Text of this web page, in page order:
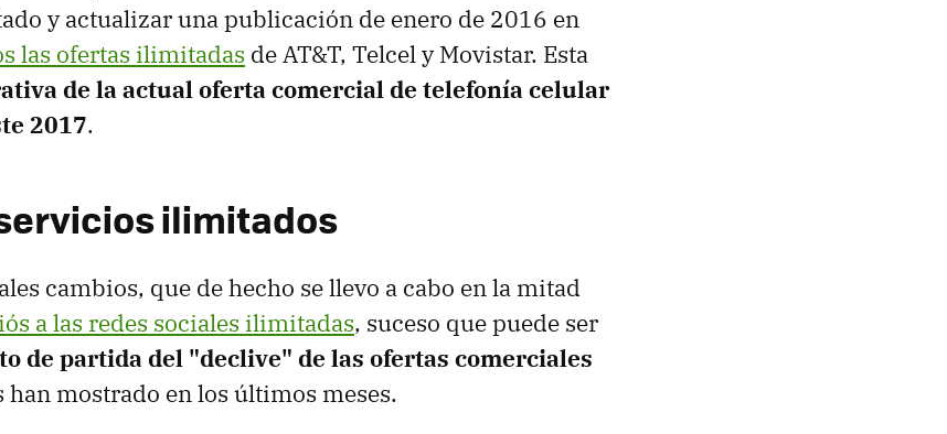
y actualizar una publicación de enero de 2016 en
las ofertas ilimitadas de AT&T, Telcel y Movistar. Esta
de la actual oferta comercial de telefonía celular
2017.
ilimitados
cambios, que de hecho se llevo a cabo en la mitad
a las redes sociales ilimitadas, suceso que puede ser
de partida del "declive" de las ofertas comerciales
han mostrado en los últimos meses.